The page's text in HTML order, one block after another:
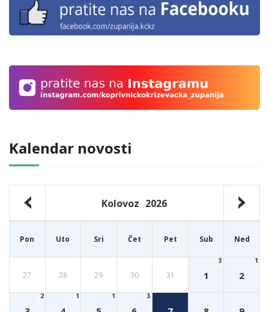
Kalendar novosti
Kolovoz 2026
Pon Uto Sri Čet Pet Sub Ned
27 28 29 30 31 1
3
2
1
2 1 1 3